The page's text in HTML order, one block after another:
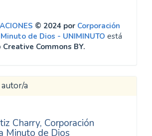
© 2024 por Corporación
de Dios - UNIMINUTO está
Creative Commons BY.
a
Charry, Corporación
Minuto de Dios